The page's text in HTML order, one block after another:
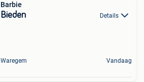
Barbie
Bieden Details
Waregem Vandaag